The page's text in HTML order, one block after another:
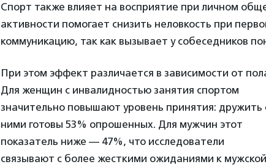
Спорт также влияет на восприятие при личном
активности помогает снизить неловкость при
коммуникацию, так как вызывает у собеседников
При этом эффект различается в зависимости от
Для женщин с инвалидностью занятия спортом
значительно повышают уровень принятия: дружить
ними готовы 53% опрошенных. Для мужчин этот
показатель ниже — 47%, что исследователи
связывают с более жесткими ожиданиями к мужской